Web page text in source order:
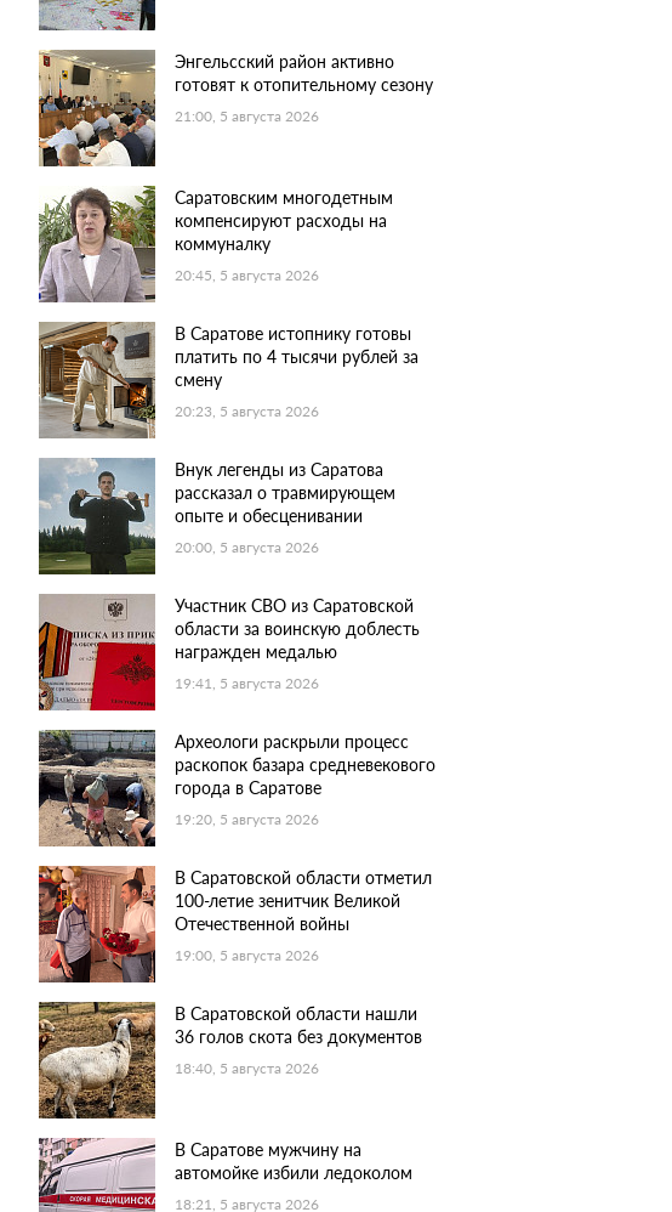
Энгельсский район активно
готовят к отопительному сезону
21:00, 5 августа 2026
Саратовским многодетным
компенсируют расходы на
коммуналку
20:45, 5 августа 2026
В Саратове истопнику готовы
платить по 4 тысячи рублей за
смену
20:23, 5 августа 2026
Внук легенды из Саратова
рассказал о травмирующем
опыте и обесценивании
20:00, 5 августа 2026
Участник СВО из Саратовской
области за воинскую доблесть
награжден медалью
19:41, 5 августа 2026
Археологи раскрыли процесс
раскопок базара средневекового
города в Саратове
19:20, 5 августа 2026
В Саратовской области отметил
100-летие зенитчик Великой
Отечественной войны
19:00, 5 августа 2026
В Саратовской области нашли
36 голов скота без документов
18:40, 5 августа 2026
В Саратове мужчину на
автомойке избили ледоколом
18:21, 5 августа 2026